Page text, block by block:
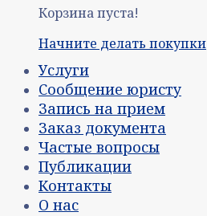
Корзина пуста!
Начните делать покупки
Услуги
Сообщение юристу
Запись на прием
Заказ документа
Частые вопросы
Публикации
Контакты
О нас